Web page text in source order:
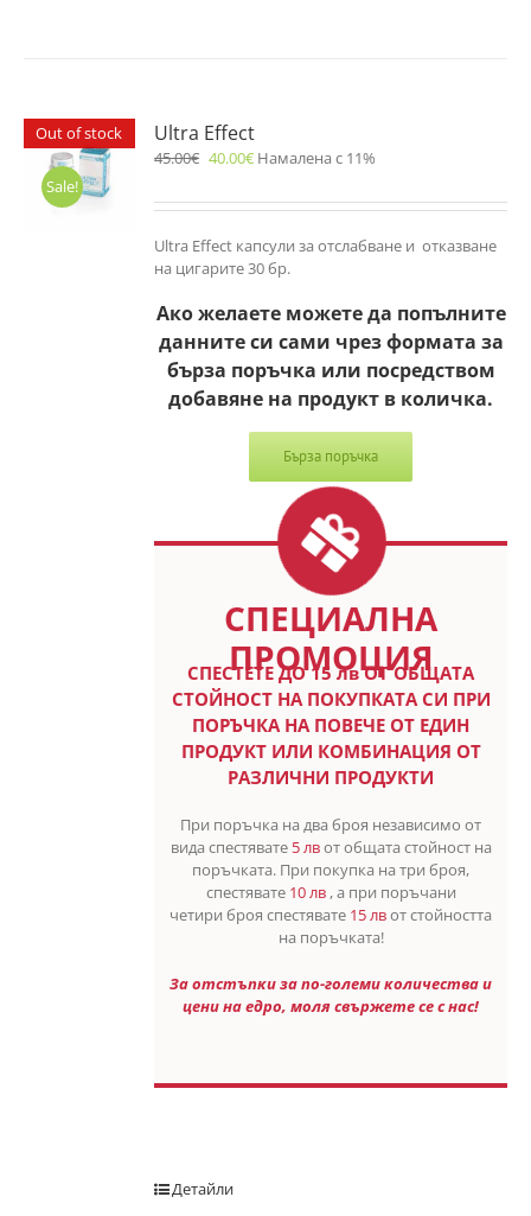
Out of stock
Sale!
Ultra Effect
45.00€ 40.00€ Намалена с 11%
Ultra Effect капсули за отслабване и отказване
на цигарите 30 бр.
Ако желаете можете да попълните
данните си сами чрез формата за
бърза поръчка или посредством
добавяне на продукт в количка.
Бърза поръчка
СПЕЦИАЛНА
ПРОМОЦИЯ
СПЕСТETE ДО 15 лв ОТ ОБЩАТА
СТОЙНОСТ НА ПОКУПКАТА СИ ПРИ
ПОРЪЧКА НА ПОВЕЧЕ ОТ ЕДИН
ПРОДУКТ ИЛИ КОМБИНАЦИЯ ОТ
РАЗЛИЧНИ ПРОДУКТИ
При поръчка на два броя независимо от
вида спестявате 5 лвот общата стойност на
поръчката. При покупка на три броя,
спестявате 10 лв , а при поръчани
четири броя спестявате 15 лвот стойността
на поръчката!
За отстъпки за по-големи количества и
цени на едро, моля свържете се с нас!
Детайли